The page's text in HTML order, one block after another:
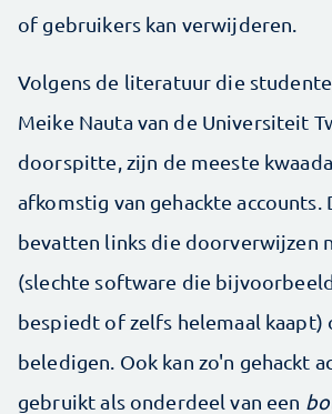
of gebruikers kan verwijderen.
Volgens de literatuur die studente
Meike Nauta van de Universiteit
doorspitte, zijn de meeste
afkomstig van gehackte accounts.
bevatten links die doorverwijzen
(slechte software die
bespiedt of zelfs helemaal kaapt)
beledigen. Ook kan zo'n gehackt
gebruikt als onderdeel van een